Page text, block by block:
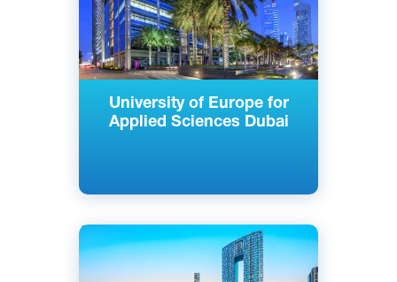
University of Europe for
Applied Sciences Dubai
Английский
Итальянский
Дубай, ОАЭ